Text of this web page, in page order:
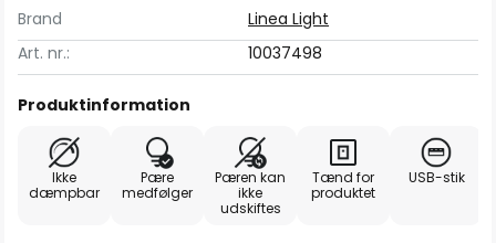
Brand
Linea Light
Art. nr.:
10037498
Produktinformation
Ikke
dæmpbar
Pære
medfølger
Pæren kan
ikke
udskiftes
Tænd for
produktet
USB-stik